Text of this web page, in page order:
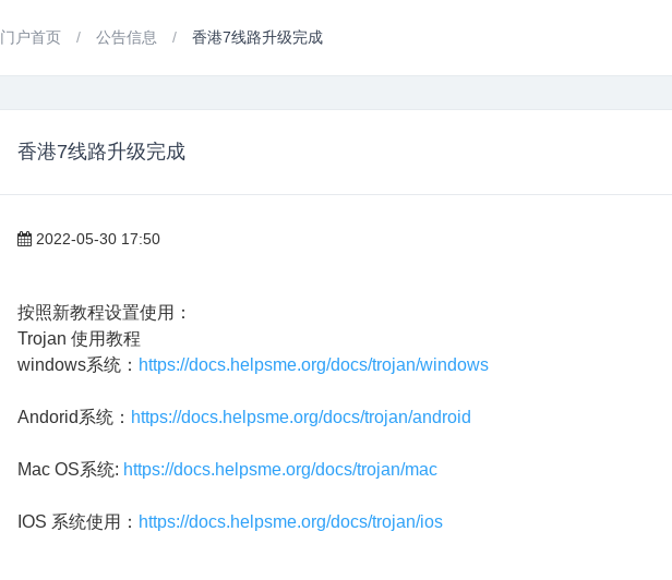
门户首页 公告信息 香港7线路升级完成
香港7线路升级完成
2022-05-30 17:50
按照新教程设置使用：
Trojan 使用教程
windows系统： https://docs.helpsme.org/docs/trojan/windows
Andorid系统： https://docs.helpsme.org/docs/trojan/android
Mac OS系统: https://docs.helpsme.org/docs/trojan/mac
IOS 系统使用： https://docs.helpsme.org/docs/trojan/ios